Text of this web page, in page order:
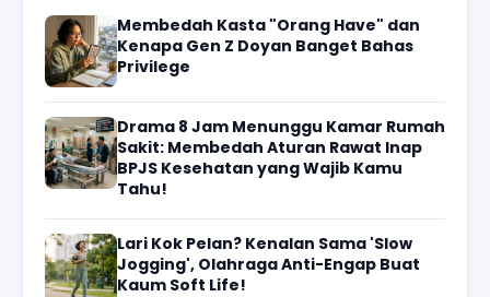
Membedah Kasta "Orang Have" dan
Kenapa Gen Z Doyan Banget Bahas
Privilege
Drama 8 Jam Menunggu Kamar Rumah
Sakit: Membedah Aturan Rawat Inap
BPJS Kesehatan yang Wajib Kamu
Tahu!
Lari Kok Pelan? Kenalan Sama 'Slow
Jogging', Olahraga Anti-Engap Buat
Kaum Soft Life!